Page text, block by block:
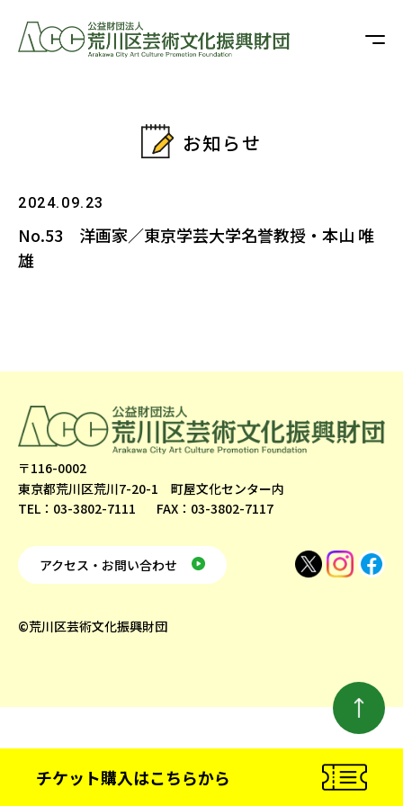
チケット購入はこちらから
お知らせ
2024.09.23
No.53 洋画家／東京学芸大学名誉教授・本山 唯
雄
〒116-0002
東京都荒川区荒川7-20-1 町屋文化センター内
TEL：03-3802-7111
FAX：03-3802-7117
アクセス・お問い合わせ
©荒川区芸術文化振興財団